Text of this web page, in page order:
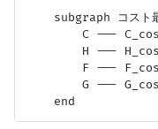
subgraph コスト
C ---
H ---
F ---
G ---